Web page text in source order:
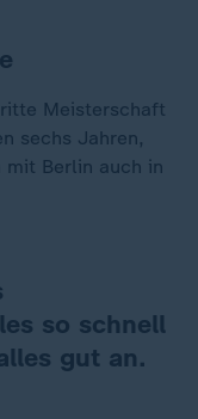
Meisterschaft
sechs Jahren,
mit Berlin auch in
so schnell
gut an.